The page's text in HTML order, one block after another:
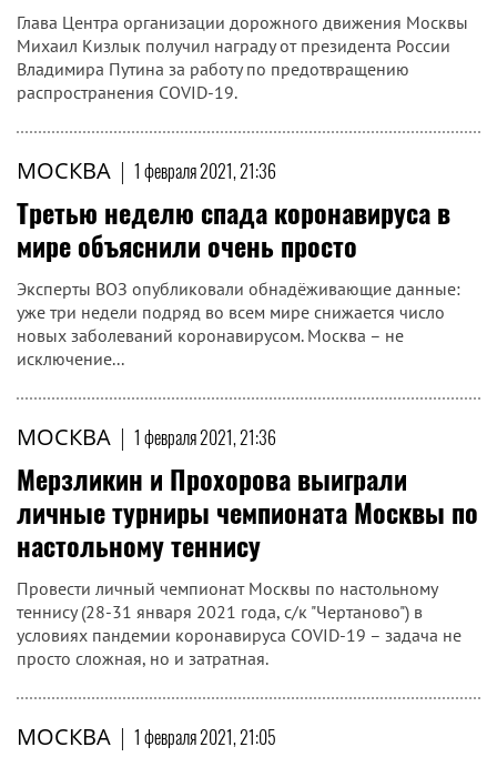
Глава Центра организации дорожного движения Москвы
Михаил Кизлык получил награду от президента России
Владимира Путина за работу по предотвращению
распространения COVID-19.
МОСКВА | 1 февраля 2021, 21:36
Третью неделю спада коронавируса в
мире объяснили очень просто
Эксперты ВОЗ опубликовали обнадёживающие данные:
уже три недели подряд во всем мире снижается число
новых заболеваний коронавирусом. Москва – не
исключение...
МОСКВА | 1 февраля 2021, 21:36
Мерзликин и Прохорова выиграли
личные турниры чемпионата Москвы по
настольному теннису
Провести личный чемпионат Москвы по настольному
теннису (28-31 января 2021 года, с/к "Чертаново") в
условиях пандемии коронавируса COVID-19 – задача не
просто сложная, но и затратная.
МОСКВА | 1 февраля 2021, 21:05